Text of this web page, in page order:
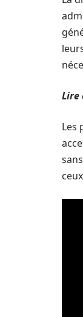
Lire
Les